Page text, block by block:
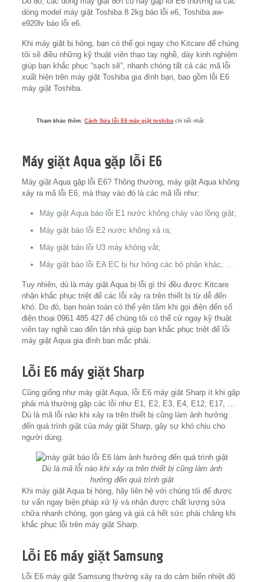
dòng model máy giặt Toshiba 8 2kg báo lỗi e6, Toshiba aw-
e920lv báo lỗi e6.
Khi máy giặt bị hỏng, bạn có thể gọi ngay cho Kitcare để chúng
tôi sẽ điều những kỹ thuật viên thạo tay nghề, dày kinh nghiệm
giúp bạn khắc phục “sạch sẽ”, nhanh chóng tất cả các mã lỗi
xuất hiện trên máy giặt Toshiba gia đình bạn, bao gồm lỗi E6
máy giặt Toshiba.
Tham khảo thêm:Cách Sửa lỗi E6 máy giặt toshiba chi tiết nhất
Máy giặt Aqua gặp lỗi E6
Máy giặt Aqua gặp lỗi E6? Thông thường, máy giặt Aqua không
xảy ra mã lỗi E6, mà thay vào đó là các mã lỗi như:
Máy giặt Aqua báo lỗi E1 nước không chảy vào lồng giặt;
Máy giặt báo lỗi E2 nước không xả ra;
Máy giặt báo lỗi U3 máy không vắt;
Máy giặt báo lỗi EA EC bị hư hỏng các bộ phận khác; …
Tuy nhiên, dù là máy giặt Aqua bị lỗi gì thì đều được Kitcare
nhận khắc phục triệt để các lỗi xảy ra trên thiết bị từ dễ đến
khó. Do đó, bạn hoàn toàn có thể yên tâm khi gọi điện đến số
điện thoại 0961 485 427 để chúng tôi có thể cử ngay kỹ thuật
viên tay nghề cao đến tận nhà giúp bạn khắc phục triệt để lỗi
máy giặt Aqua gia đình bạn mắc phải.
Lỗi E6 máy giặt Sharp
Cũng giống như máy giặt Aqua, lỗi E6 máy giặt Sharp ít khi gặp
phải mà thường gặp các lỗi như E1, E2, E3, E4, E12, E17, …
Dù là mã lỗi nào khi xảy ra trên thiết bị cũng làm ảnh hưởng
đến quá trình giặt của máy giặt Sharp, gây sự khó chịu cho
người dùng.
Dù là mã lỗi nào khi xảy ra trên thiết bị cũng làm ảnh
hưởng đến quá trình giặt
Khi máy giặt Aqua bị hỏng, hãy liên hệ với chúng tôi để được
tư vấn ngay biện pháp xử lý và nhận được chất lượng sửa
chữa nhanh chóng, gọn gàng và giá cả hết sức phải chăng khi
khắc phục lỗi trên máy giặt Sharp.
Lỗi E6 máy giặt Samsung
Lỗi E6 máy giặt Samsung thường xảy ra do cảm biến nhiệt độ